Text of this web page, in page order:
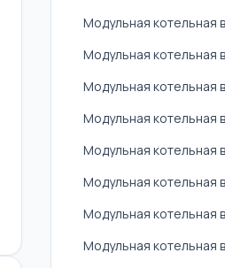
Модульная котельная
Модульная котельная
Модульная котельная
Модульная котельная
Модульная
Модульная котельная
Модульная котельная
Модульная котельная